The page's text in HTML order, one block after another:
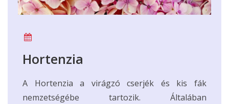
Hortenzia
A Hortenzia a virágzó cserjék és kis fák
nemzetségébe tartozik. Általában